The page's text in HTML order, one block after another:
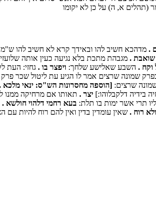
(תהלים א, ה) על כן לא יקומו
. מדהכא חשיב להו ובאידך קרא לא חשיב להו ש"מ
שואבת . מגבהת מתכת בלא נגיעה כעין אותה
וקח . השבע שאלישע שלחך: ויפצר בו . גחזי: העת
שמונה שרצים אמר לו הגיע עת ליטול שכר
שרצים: [הוספה מחסרונות הש"ס: ינאי מלכא
בידיה דלקבלוהו:] יצר . תאותו אם מרחיקה ממנו
תרי אשר ימות בו תלת: בעא רחמי דלהוי חולשא .
רוח . שאין עומדין בדין ואין להם רוח להיות